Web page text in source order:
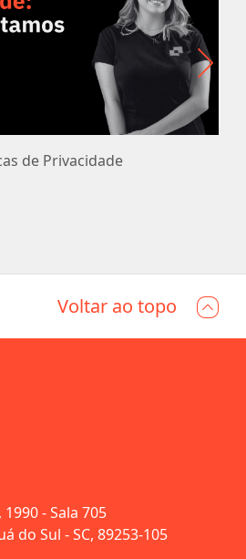
de Privacidade
Voltar ao topo
- Sala 705
do Sul - SC, 89253-105